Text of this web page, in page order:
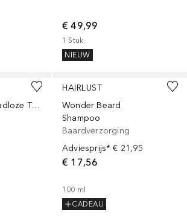
€ 49,99
1 Stuk
NIEUW
Professionele Draadloze T-blade Tondeuse - Trimmer - Baardtrimmer - Haartrimmer
HAIRLUST
Wonder Beard
Shampoo
Baardverzorging
Adviesprijs* € 21,95
€ 17,56
100 ml
CADEAU